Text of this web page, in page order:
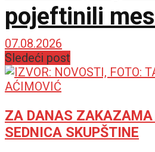
pojeftinili
proizvodi
07.08.2026
Sledeći post
ZA DANAS ZAKAZAMA
SEDNICA SKUPŠTINE